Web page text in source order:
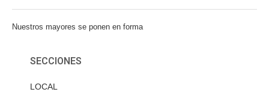
Nuestros mayores se ponen en forma
SECCIONES
LOCAL